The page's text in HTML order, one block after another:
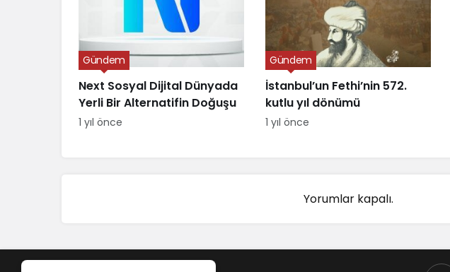
Next Sosyal Dijital Dünyada
Yerli Bir Alternatifin Doğuşu
Gündem
1 yıl önce
İstanbul’un Fethi’nin 572.
kutlu yıl dönümü
Gündem
1 yıl önce
Yorumlar kapalı.